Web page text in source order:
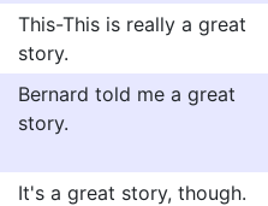
This-This is really a great
story.
Bernard told me a great
story.
It's a great story, though.